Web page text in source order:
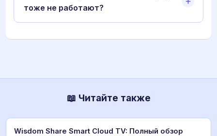
тоже не работают?
📖 Читайте также
Wisdom Share Smart Cloud TV: Полный обзор